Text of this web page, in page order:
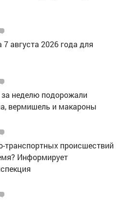
августа 2026 года для
неделю подорожали
вермишель и макароны
происшествий
Информирует